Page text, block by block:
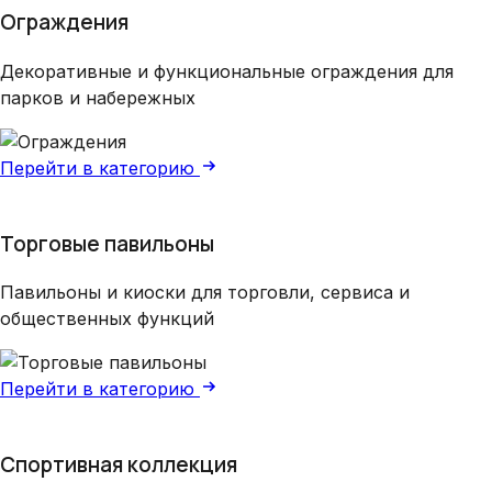
Ограждения
Декоративные и функциональные ограждения для
парков и набережных
Перейти в категорию
Торговые павильоны
Павильоны и киоски для торговли, сервиса и
общественных функций
Перейти в категорию
Спортивная коллекция